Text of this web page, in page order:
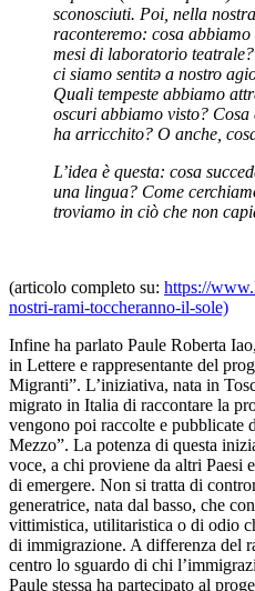
sconosciuti. Poi, nella
raconteremo: cosa
mesi di laboratorio
ci siamo sentitə a nostro
Quali tempeste abbiamo
oscuri abbiamo visto?
ha arricchito? O anche,
L’idea è questa: cosa
una lingua? Come
troviamo in ciò che non
(articolo completo su: https://
nostri-rami-toccheranno-il-sole)
Infine ha parlato Paule Roberta
in Lettere e rappresentante del
Migranti”. L’iniziativa, nata in
migrato in Italia di raccontare la
vengono poi raccolte e pubblicate
Mezzo”. La potenza di questa
voce, a chi proviene da altri Paesi
di emergere. Non si tratta di
generatrice, nata dal basso, che
vittimistica, utilitaristica o di odio
di immigrazione. A differenza del
centro lo sguardo di chi
Paule stessa ha partecipato al